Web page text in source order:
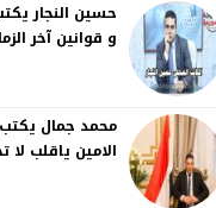
و قوانين آخر
محمد جمال
الامين ياقلب لا